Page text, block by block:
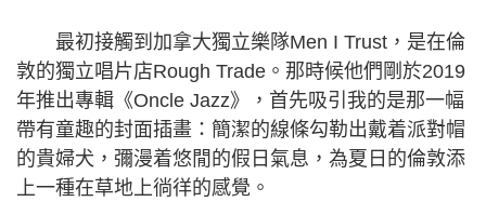
最初接觸到加拿大獨立樂隊Men I Trust，是在倫
敦的獨立唱片店Rough Trade。那時候他們剛於2019
年推出專輯《Oncle Jazz》，首先吸引我的是那一幅
帶有童趣的封面插畫：簡潔的線條勾勒出戴着派對帽
的貴婦犬，彌漫着悠閒的假日氣息，為夏日的倫敦添
上一種在草地上徜徉的感覺。